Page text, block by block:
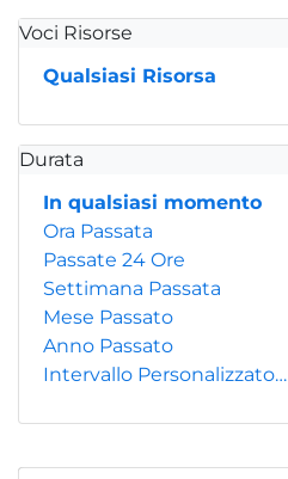
Voci Risorse
Qualsiasi Risorsa
Durata
In qualsiasi momento
Ora Passata
Passate 24 Ore
Settimana Passata
Mese Passato
Anno Passato
Intervallo Personalizzato…